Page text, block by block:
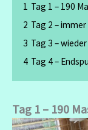
1 Tag 1 – 190
2 Tag 2 –
3 Tag 3 –
4 Tag 4 –
Tag 1 – 190